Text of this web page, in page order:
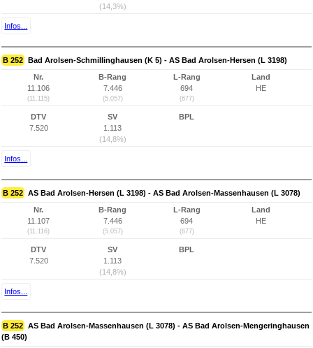
(14,3%)
Infos...
B 252 Bad Arolsen-Schmillinghausen (K 5) - AS Bad Arolsen-Hersen (L 3198)
Nr.
11.106
(11.115)
B-Rang
7.446
(5.057)
L-Rang
694
(677)
Land
HE
DTV
7.520
SV
1.113
(14,8%)
BPL
Infos...
B 252 AS Bad Arolsen-Hersen (L 3198) - AS Bad Arolsen-Massenhausen (L 3078)
Nr.
11.107
(11.116)
B-Rang
7.446
(5.057)
L-Rang
694
(677)
Land
HE
DTV
7.520
SV
1.113
(14,8%)
BPL
Infos...
B 252 AS Bad Arolsen-Massenhausen (L 3078) - AS Bad Arolsen-Mengeringhausen
(B 450)